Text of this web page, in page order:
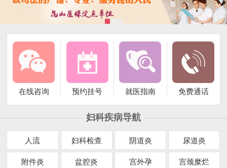
在线咨询 预约挂号 就医指南 免费通话
妇科疾病导航
人流 妇科检查 阴道炎 尿道炎
附件炎 盆腔炎 宫外孕 宫颈糜烂